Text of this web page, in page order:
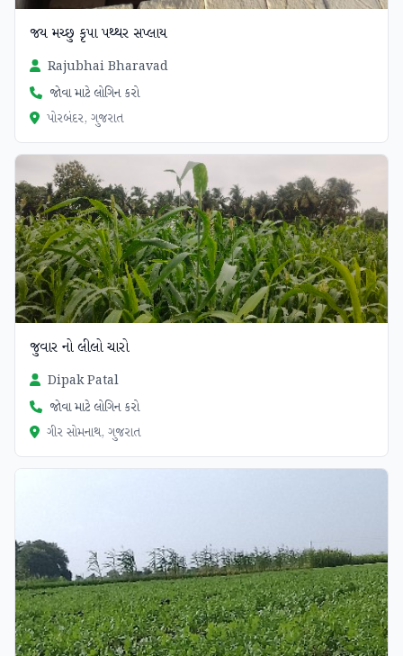
જય મચ્છુ કૃપા પથ્થર સપ્લાય
Rajubhai Bharavad
જોવા માટે લોગિન કરો
પોરબંદર, ગુજરાત
જુવાર નો લીલો ચારો
Dipak Patal
જોવા માટે લોગિન કરો
ગીર સોમનાથ, ગુજરાત